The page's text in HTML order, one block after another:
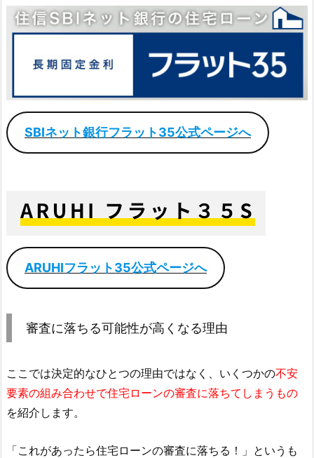
SBIネット銀行フラット35公式ページへ
ARUHIフラット35公式ページへ
審査に落ちる可能性が高くなる理由
ここでは決定的なひとつの理由ではなく、いくつかの不安
要素の組み合わせで住宅ローンの審査に落ちてしまうもの
を紹介します。
「これがあったら住宅ローンの審査に落ちる！」というも